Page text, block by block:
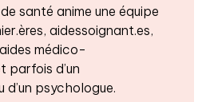
santé anime une équipe
aidessoignant.es,
médico-
parfois d’un
psychologue.